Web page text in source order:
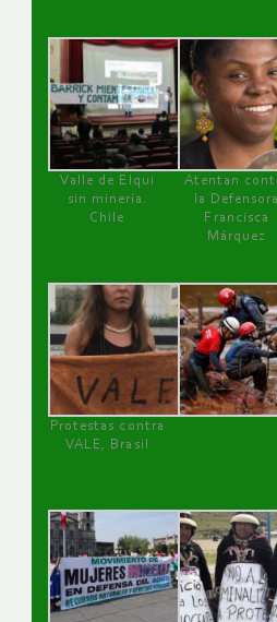
Valle de Elqui
sin minería.
Chile
Atentan
la Defensora
Francisca
Márquez
Protestas contra
VALE, Brasil